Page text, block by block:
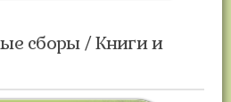
сборы / Книги и